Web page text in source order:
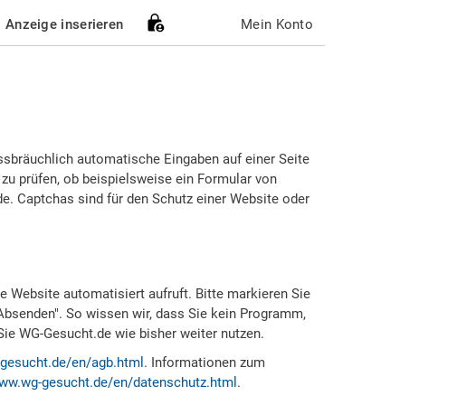
Anzeige inserieren Mein Konto
automatische Eingaben auf einer Seite
prüfen, ob beispielsweise ein Formular von
Captchas sind für den Schutz einer Website oder
Website automatisiert aufruft. Bitte markieren Sie
So wissen wir, dass Sie kein Programm,
WG-Gesucht.de wie bisher weiter nutzen.
en/agb.html . Informationen zum
gesucht.de/en/datenschutz.html .